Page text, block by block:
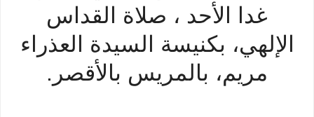
غدا الأحد ، صلاة القداس
الإلهي، بكنيسة السيدة العذراء
مريم، بالمريس بالأقصر.